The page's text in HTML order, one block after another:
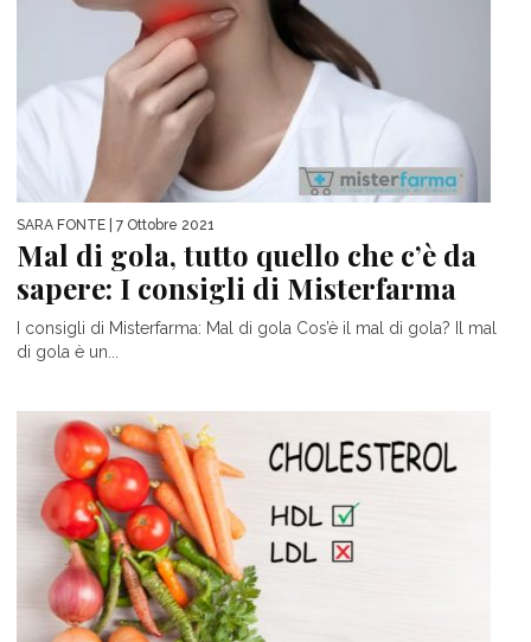
SARA FONTE | 7 Ottobre 2021
Mal di gola, tutto quello che c’è da
sapere: I consigli di Misterfarma
I consigli di Misterfarma: Mal di gola Cos’è il mal di gola? Il mal
di gola è un...